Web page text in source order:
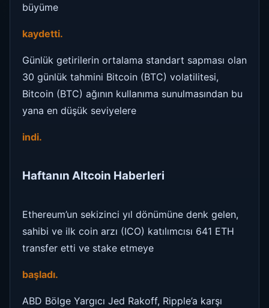
büyüme
kaydetti.
Günlük getirilerin ortalama standart sapması olan
30 günlük tahmini Bitcoin (BTC) volatilitesi,
Bitcoin (BTC) ağının kullanıma sunulmasından bu
yana en düşük seviyelere
indi.
Haftanın Altcoin Haberleri
Ethereum’un sekizinci yıl dönümüne denk gelen,
sahibi ve ilk coin arzı (ICO) katılımcısı 641 ETH
transfer etti ve stake etmeye
başladı.
ABD Bölge Yargıcı Jed Rakoff, Ripple’a karşı